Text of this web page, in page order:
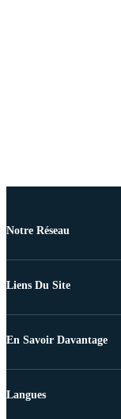
Notre Réseau
Liens Du Site
En Savoir Davantage
Langues